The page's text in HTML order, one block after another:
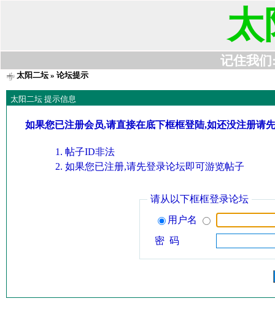
太
记住我们
太阳二坛» 论坛提示
太阳二坛 提示信息
如果您已注册会员,请直接在底下框框登陆,如还没注册请
帖子ID非法
如果您已注册,请先登录论坛即可游览帖子
请从以下框框登录论坛
用户名
密 码